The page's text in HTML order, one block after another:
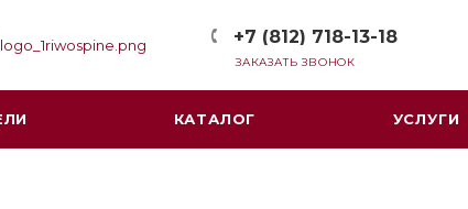
+7 (812) 718-13-18
ЗАКАЗАТЬ ЗВОНОК
КАТАЛОГ УСЛУГИ